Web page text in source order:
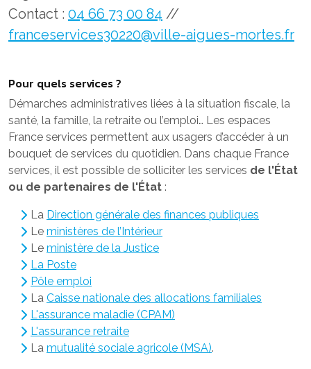
Contact : 04 66 73 00 84 //
franceservices30220@ville-aigues-mortes.fr
Pour quels services ?
Démarches administratives liées à la situation fiscale, la
santé, la famille, la retraite ou l’emploi… Les espaces
France services permettent aux usagers d’accéder à un
bouquet de services du quotidien. Dans chaque France
services, il est possible de solliciter les services de l'État
ou de partenaires de l'État :
La Direction générale des finances publiques
Le ministères de l’Intérieur
Le ministère de la Justice
La Poste
Pôle emploi
La Caisse nationale des allocations familiales
L'assurance maladie (CPAM)
L'assurance retraite
La mutualité sociale agricole (MSA).